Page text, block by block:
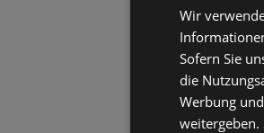
Wir
Sofern Sie
die
Werbung